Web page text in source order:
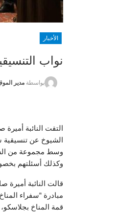
الأخبار
نواب
بواسطة مدير
التقت النائبة
الشيوخ عن تنسيقية
وسط مجموعة من
وكذلك أسئلتهم
قالت النائبة أميرة
مبادرة “سفراء